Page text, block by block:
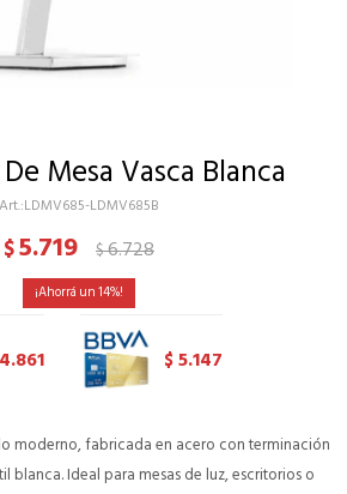
Mesa Vasca Blanca
LDMV685-LDMV685B
$5.719 $6.728
14
4.861 $5.147
moderno, fabricada en acero con terminación
blanca. Ideal para mesas de luz, escritorios o